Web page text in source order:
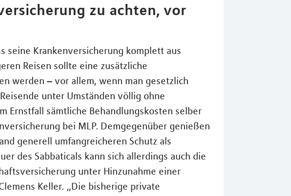
zu achten, vor
seine Krankenversicherung komplett aus
Reisen sollte eine zusätzliche
werden – vor allem, wenn man gesetzlich
unter Umständen völlig ohne
Ernstfall sämtliche Behandlungskosten selber
bei MLP. Demgegenüber genießen
generell umfangreicheren Schutz als
des Sabbaticals kann sich allerdings auch die
unter Hinzunahme einer
Keller. „Die bisherige private